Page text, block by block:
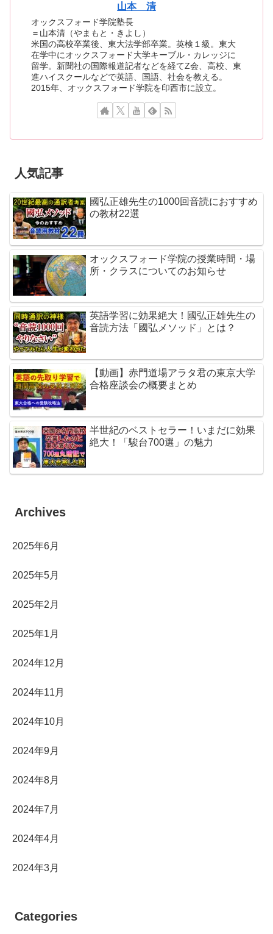
山本 清
オックスフォード学院塾長
＝山本清（やまもと・きよし）
米国の高校卒業後、東大法学部卒業。英検１級。東大
在学中にオックスフォード大学キーブル・カレッジに
留学。新聞社の国際報道記者などを経てZ会、高校、東
進ハイスクールなどで英語、国語、社会を教える。
2015年、オックスフォード学院を印西市に設立。
人気記事
國弘正雄先生の1000回音読におすすめ
の教材22選
オックスフォード学院の授業時間・場
所・クラスについてのお知らせ
英語学習に効果絶大！國弘正雄先生の
音読方法「國弘メソッド」とは？
【動画】赤門道場アラタ君の東京大学
合格座談会の概要まとめ
半世紀のベストセラー！いまだに効果
絶大！「駿台700選」の魅力
Archives
2025年6月
2025年5月
2025年2月
2025年1月
2024年12月
2024年11月
2024年10月
2024年9月
2024年8月
2024年7月
2024年4月
2024年3月
Categories